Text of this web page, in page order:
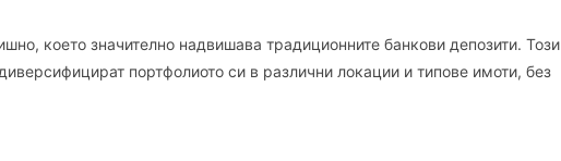
което значително надвишава традиционните банкови депозити. Този
портфолиото си в различни локации и типове имоти, без